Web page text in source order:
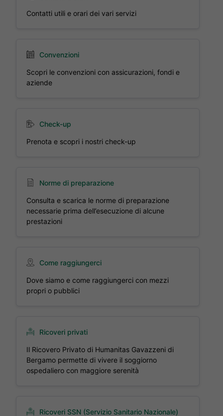
Contatti utili e orari dei vari servizi
Convenzioni
Scopri le convenzioni con assicurazioni, fondi e
aziende
Check-up
Prenota e scopri i nostri check-up
Norme di preparazione
Consulta e scarica le norme di preparazione
necessarie prima dell’esecuzione di alcune
prestazioni
Come raggiungerci
Dove siamo e come raggiungerci con mezzi
propri o pubblici
Ricoveri privati
Il Ricovero Privato di Humanitas Gavazzeni di
Bergamo permette di vivere il soggiorno
ospedaliero con maggiore serenità
Ricoveri SSN (Servizio Sanitario Nazionale)